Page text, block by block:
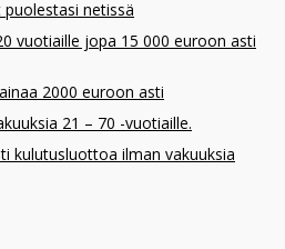
netissä
vuotiaille jopa 15 000 euroon asti
2000 euroon asti
21 – 70 -vuotiaille.
kulutusluottoa ilman vakuuksia